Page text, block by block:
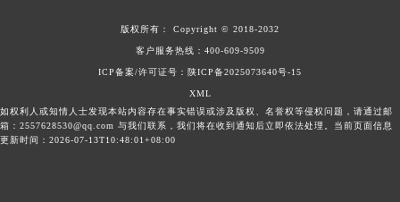
版权所有： Copyright © 2018-2032
客户服务热线： 400-609-9509
ICP备案/许可证号：陕ICP备2025073640号-15
XML
如权利人或知情人士发现本站内容存在事实错误或涉及版权、名誉权等侵权问题，请通过邮
箱：2557628530@qq.com 与我们联系，我们将在收到通知后立即依法处理。当前页面信息
更新时间：2026-07-13T10:48:01+08:00